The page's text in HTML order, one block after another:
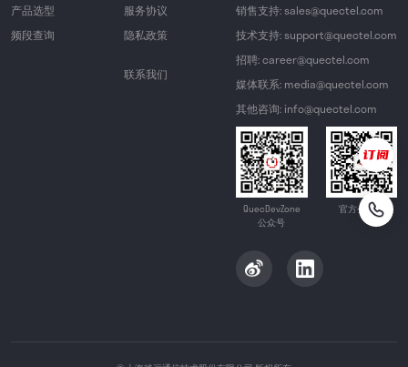
产品选型
频段查询
服务协议
隐私政策
联系我们
销售支持: sales@quectel.com
技术支持: support@quectel.com
招聘: career@quectel.com
媒体联系: media@quectel.com
其他咨询: info@quectel.com
QuecDevZone
公众号
官方公众号